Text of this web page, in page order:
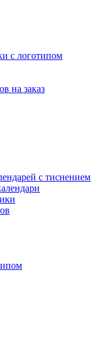
с логотипом
на заказ
с тиснением